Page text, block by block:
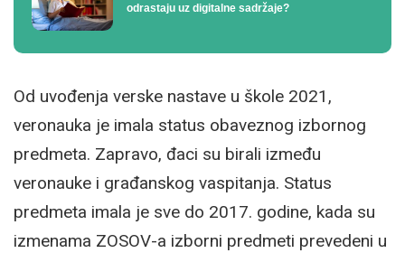
odrastaju uz digitalne sadržaje?
Od uvođenja verske nastave u škole 2021,
veronauka je imala status obaveznog izbornog
predmeta. Zapravo, đaci su birali između
veronauke i građanskog vaspitanja. Status
predmeta imala je sve do 2017. godine, kada su
izmenama ZOSOV-a izborni predmeti prevedeni u